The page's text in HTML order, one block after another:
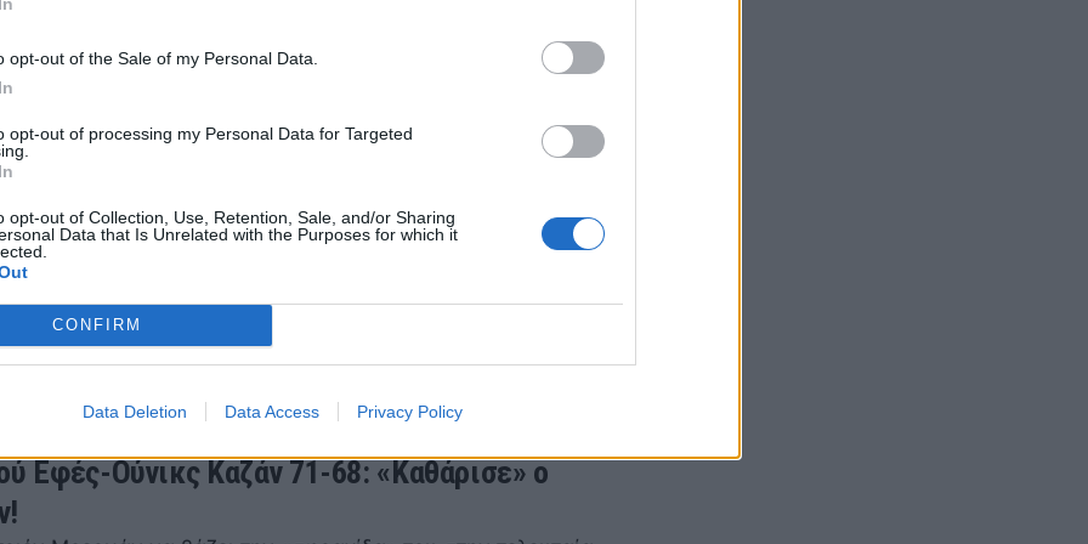
opt-out of the Sale of my Personal Data.
opt-out of processing my Personal Data for Targeted
opt-out of Collection, Use, Retention, Sale, and/or Sharing
Data that Is Unrelated with the Purposes for which it
CONFIRM
Data Deletion Data Access Privacy Policy
του χρόνου που έκρινε το ματς
2022 21:43
– Αναντολού Εφές 69-88: Νίκη πριν τον
ΟΠΑΠ
Εφές επικράτησε (88-69) της Γιάλοβα εκτός έδρας και
2022 19:04
Εφές-Ούνικς Καζάν 71-68: «Καθάρισε» ο